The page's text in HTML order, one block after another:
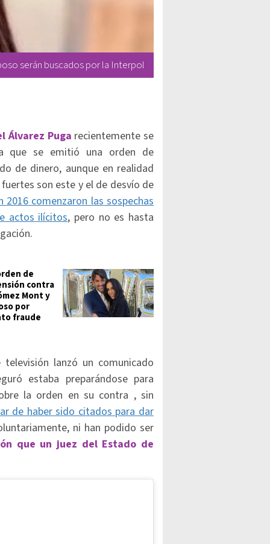
serán buscados por la Interpol
Álvarez Puga recientemente se
que se emitió una orden de
de dinero, aunque en realidad
son este y el de desvío de
2016 comenzaron las sospechas
actos ilícitos, pero no es hasta
de
contra
Mont y
por
fraude
lanzó un comunicado
estaba preparándose para
la orden en su contra , sin
de haber sido citados para dar
ni han podido ser
que un juez del Estado de